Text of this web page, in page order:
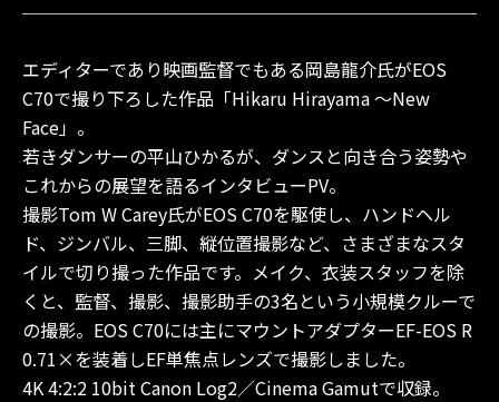
エディターであり映画監督でもある岡島龍介氏がEOS
C70で撮り下ろした作品「Hikaru Hirayama ～New
Face」。
若きダンサーの平山ひかるが、ダンスと向き合う姿勢や
これからの展望を語るインタビューPV。
撮影Tom W Carey氏がEOS C70を駆使し、ハンドヘル
ド、ジンバル、三脚、縦位置撮影など、さまざまなスタ
イルで切り撮った作品です。メイク、衣装スタッフを除
くと、監督、撮影、撮影助手の3名という小規模クルーで
の撮影。EOS C70には主にマウントアダプターEF-EOS R
0.71×を装着しEF単焦点レンズで撮影しました。
4K 4:2:2 10bit Canon Log2／Cinema Gamutで収録。